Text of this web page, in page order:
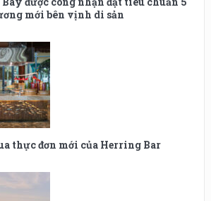
mới bên vịnh di sản
thực đơn mới của Herring Bar